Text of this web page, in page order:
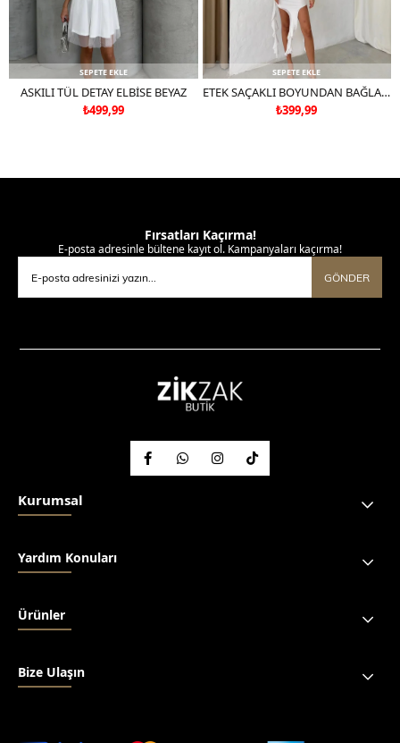
SEPETE EKLE
ASKILI TÜL DETAY ELBİSE BEYAZ
₺499,99
SEPETE EKLE
ETEK SAÇAKLI BOYUNDAN BAĞLAMALI TÜL ASTARLI ELBİSE BEYAZ
₺399,99
Fırsatları Kaçırma!
E-posta adresinle bültene kayıt ol. Kampanyaları kaçırma!
GÖNDER
Kurumsal
Yardım Konuları
Ürünler
Bize Ulaşın